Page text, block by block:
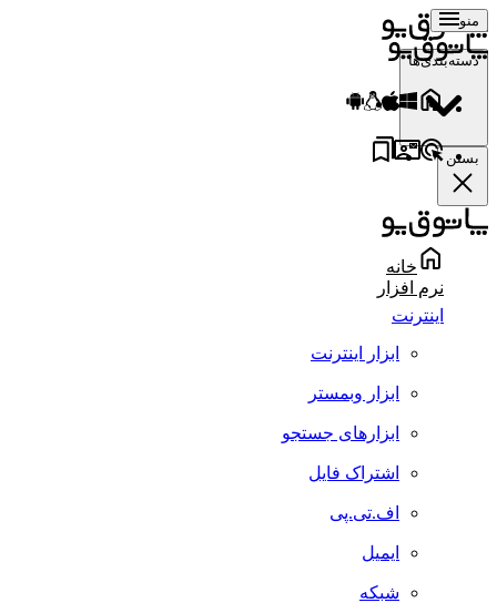
منو
دسته‌بندی‌ها
بستن
خانه
نرم افزار
اینترنت
ابزار اینترنت
ابزار وبمستر
ابزارهای جستجو
اشتراک فایل
اف.تی.پی
ایمیل
شبکه